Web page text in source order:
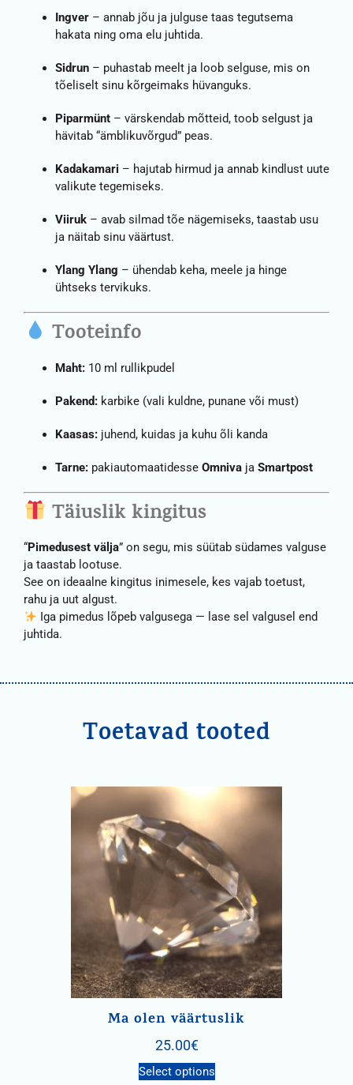
Ingver – annab jõu ja julguse taas tegutsema
hakata ning oma elu juhtida.
Sidrun – puhastab meelt ja loob selguse, mis on
tõeliselt sinu kõrgeimaks hüvanguks.
Piparmünt – värskendab mõtteid, toob selgust ja
hävitab “ämblikuvõrgud” peas.
Kadakamari – hajutab hirmud ja annab kindlust uute
valikute tegemiseks.
Viiruk – avab silmad tõe nägemiseks, taastab usu
ja näitab sinu väärtust.
Ylang Ylang – ühendab keha, meele ja hinge
ühtseks tervikuks.
Tooteinfo
Maht: 10 ml rullikpudel
Pakend: karbike (vali kuldne, punane või must)
Kaasas: juhend, kuidas ja kuhu õli kanda
Tarne: pakiautomaatidesse Omniva ja Smartpost
Täiuslik kingitus
“Pimedusest välja” on segu, mis süütab südames valguse
ja taastab lootuse.
See on ideaalne kingitus inimesele, kes vajab toetust,
rahu ja uut algust.
Iga pimedus lõpeb valgusega — lase sel valgusel end
juhtida.
Toetavad tooted
Ma olen väärtuslik
25.00€
Select options